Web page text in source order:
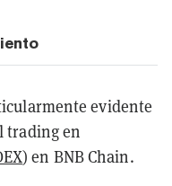
evidente
trading en
) en BNB Chain.